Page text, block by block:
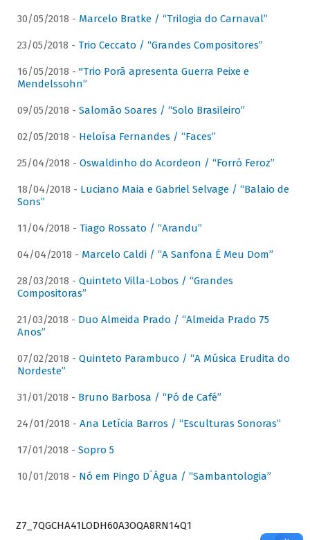
30/05/2018 - Marcelo Bratke / “Trilogia do Carnaval”
23/05/2018 - Trio Ceccato / “Grandes Compositores”
16/05/2018 - "Trio Porã apresenta Guerra Peixe e
Mendelssohn”
09/05/2018 - Salomão Soares / “Solo Brasileiro”
02/05/2018 - Heloísa Fernandes / “Faces”
25/04/2018 - Oswaldinho do Acordeon / “Forró Feroz”
18/04/2018 - Luciano Maia e Gabriel Selvage / “Balaio de
Sons”
11/04/2018 - Tiago Rossato / “Arandu”
04/04/2018 - Marcelo Caldi / “A Sanfona É Meu Dom”
28/03/2018 - Quinteto Villa-Lobos / “Grandes
Compositoras”
21/03/2018 - Duo Almeida Prado / “Almeida Prado 75
Anos”
07/02/2018 - Quinteto Parambuco / “A Música Erudita do
Nordeste”
31/01/2018 - Bruno Barbosa / “Pó de Café”
24/01/2018 - Ana Letícia Barros / “Esculturas Sonoras”
17/01/2018 - Sopro 5
10/01/2018 - Nó em Pingo D´Água / “Sambantologia”
Z7_7QGCHA41LODH60A3OQA8RN14Q1